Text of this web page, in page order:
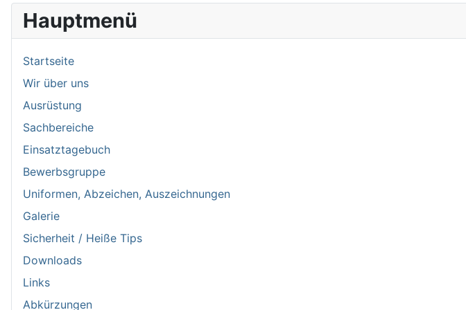
Hauptmenü
Startseite
Wir über uns
Ausrüstung
Sachbereiche
Einsatztagebuch
Bewerbsgruppe
Uniformen, Abzeichen, Auszeichnungen
Galerie
Sicherheit / Heiße Tips
Downloads
Links
Abkürzungen